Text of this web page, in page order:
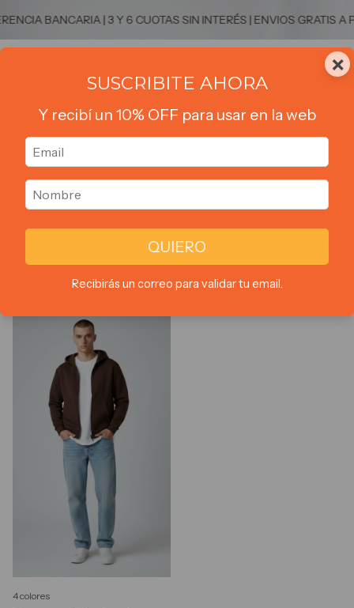
BANCARIA | 3 Y 6 CUOTAS SIN INTERÉS | ENVIOS GRATIS A
0
Frisa
Más vendidos
4 colores
×
SUSCRIBITE AHORA
Y recibí un 10% OFF para usar en la web
QUIERO
Recibirás un correo para validar tu email.